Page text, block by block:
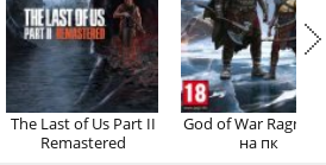
Регистрация Вход
The Last of Us Part II
Remastered
God of War
на пк